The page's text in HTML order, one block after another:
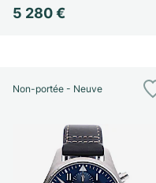
5 280 €
Non-portée - Neuve